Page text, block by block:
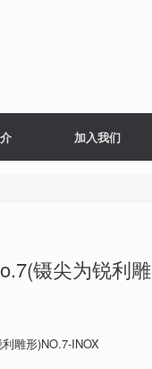
加入我们
镊尖为锐利雕
雕形)NO.7-INOX